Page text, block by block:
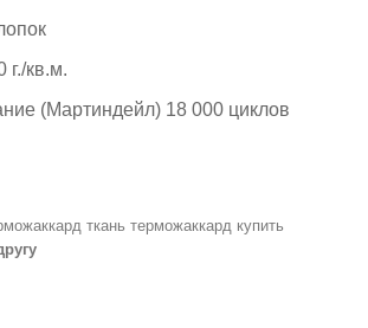
г./кв.м.
(Мартиндейл) 18 000 циклов
ткань терможаккард купить